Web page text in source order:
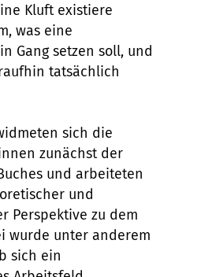
Kluft existiere
was eine
Gang setzen soll, und
tatsächlich
sich die
zunächst der
und arbeiteten
und
Perspektive zu dem
wurde unter anderem
sich ein